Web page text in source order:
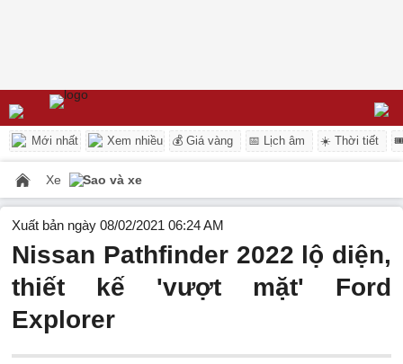
Mới nhất Xem nhiều 💰 Giá vàng 📅 Lịch âm ☀️ Thời tiết
Xe Sao và xe
Xuất bản ngày 08/02/2021 06:24 AM
Nissan Pathfinder 2022 lộ diện,
thiết kế 'vượt mặt' Ford
Explorer